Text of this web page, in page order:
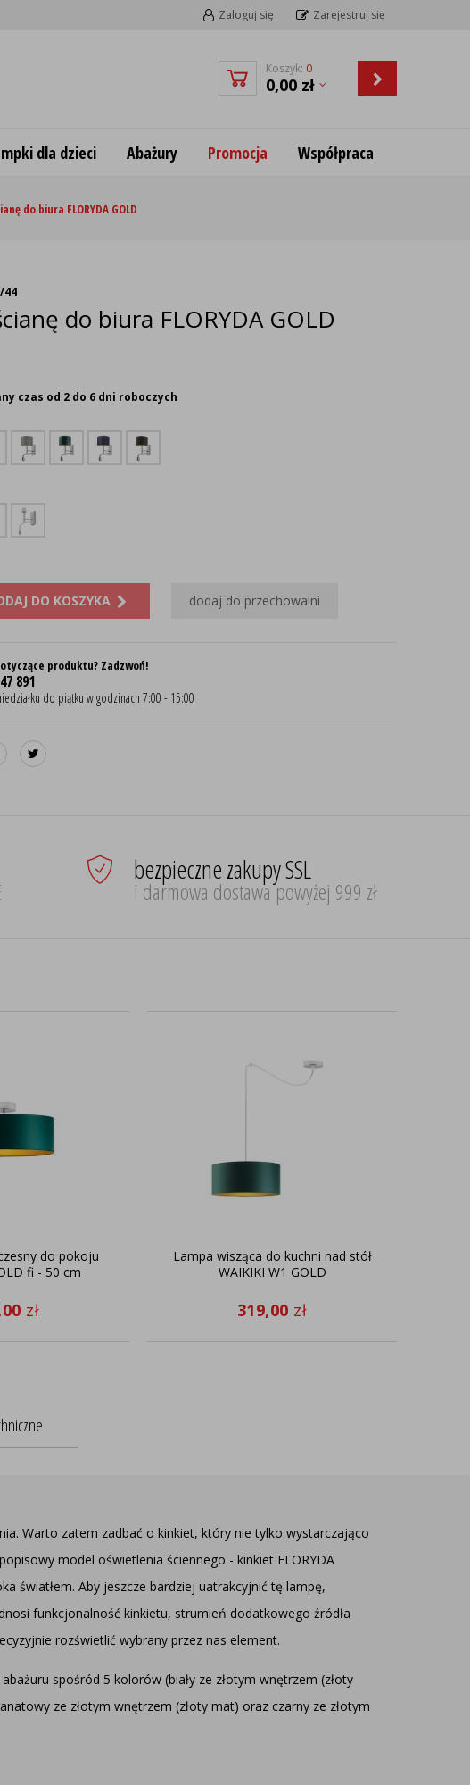
Zaloguj się Zarejestruj się
Koszyk: 0
0,00 zł
dla dzieci Abażury Promocja Współpraca
do biura FLORYDA GOLD
44
do biura FLORYDA GOLD
czas od 2 do 6 dni roboczych
DO KOSZYKA dodaj do przechowalni
produktu? Zadzwoń!
891
do piątku w godzinach 7:00 - 15:00
bezpieczne zakupy SSL
i darmowa dostawa powyżej 999 zł
do pokoju
fi - 50 cm
zł
Lampa wisząca do kuchni nad stół
WAIKIKI W1 GOLD
319,00 zł
Warto zatem zadbać o kinkiet, który nie tylko wystarczająco
model oświetlenia ściennego - kinkiet FLORYDA
światłem. Aby jeszcze bardziej uatrakcyjnić tę lampę,
funkcjonalność kinkietu, strumień dodatkowego źródła
rozświetlić wybrany przez nas element.
spośród 5 kolorów (biały ze złotym wnętrzem (złoty
ze złotym wnętrzem (złoty mat) oraz czarny ze złotym